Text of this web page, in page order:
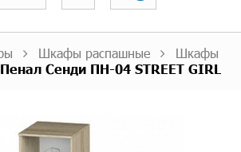
Шкафы распашные
Шкафы
Пенал Сенди ПН-04 STREET GIRL